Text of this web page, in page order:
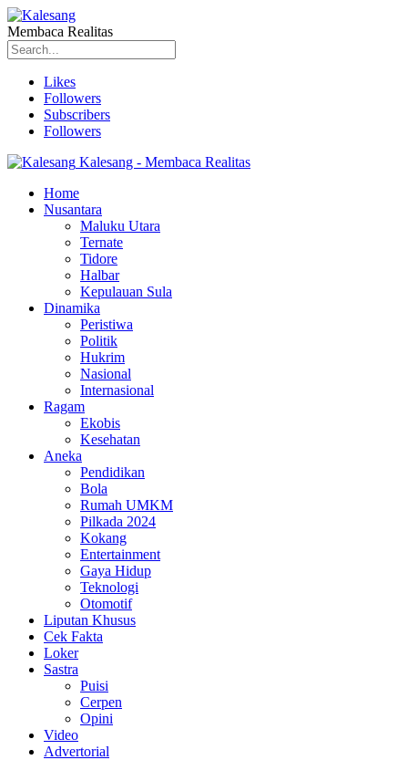
Membaca Realitas
Likes
Followers
Subscribers
Followers
Kalesang - Membaca Realitas
Home
Nusantara
Maluku Utara
Ternate
Tidore
Halbar
Kepulauan Sula
Dinamika
Peristiwa
Politik
Hukrim
Nasional
Internasional
Ragam
Ekobis
Kesehatan
Aneka
Pendidikan
Bola
Rumah UMKM
Pilkada 2024
Kokang
Entertainment
Gaya Hidup
Teknologi
Otomotif
Liputan Khusus
Cek Fakta
Loker
Sastra
Puisi
Cerpen
Opini
Video
Advertorial